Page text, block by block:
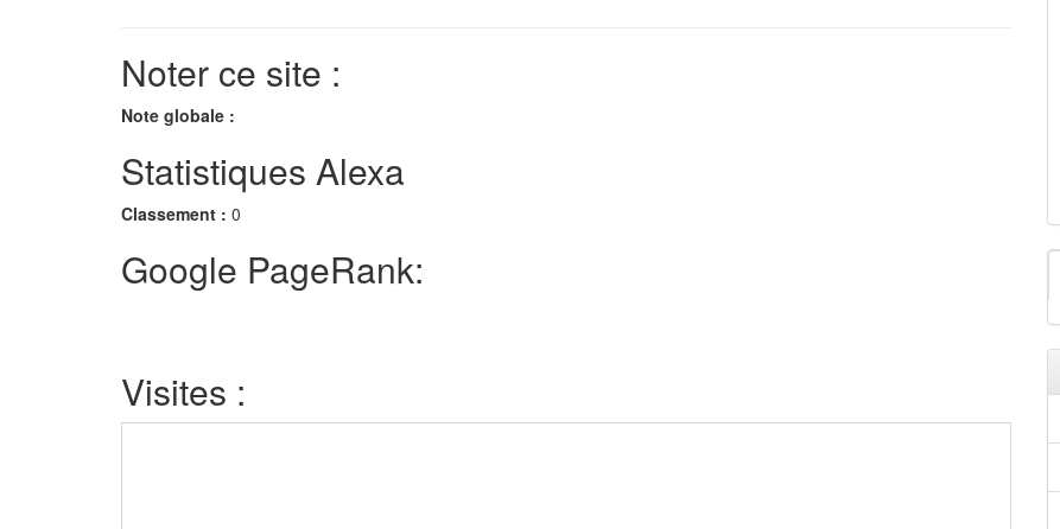
Noter ce site :
Note globale :
Statistiques Alexa
Classement : 0
Google PageRank:
Visites :